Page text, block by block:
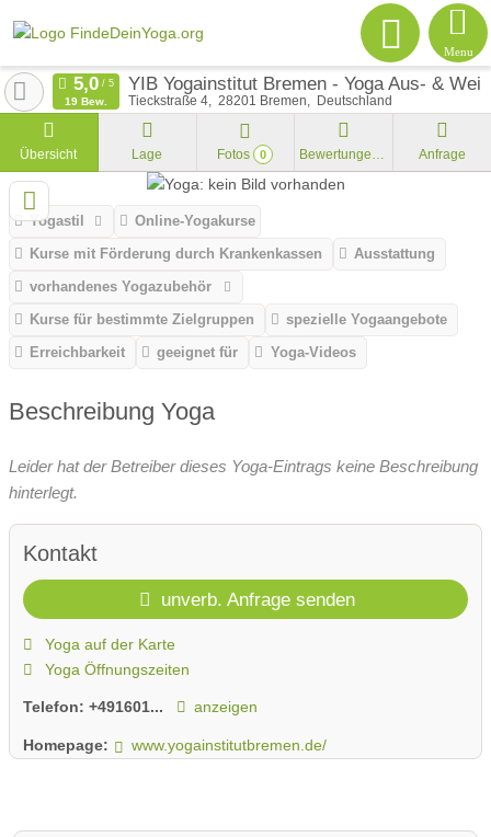
Menu
YIB Yogainstitut Bremen - Yoga Aus- &
Tieckstraße 4 28201 Bremen Deutschland
19 Bew.
Übersicht Lage Fotos 0 Bewertungen Anfrage
Yogastil
Online-Yogakurse
Kurse mit Förderung durch Krankenkassen
Ausstattung
vorhandenes Yogazubehör
Kurse für bestimmte Zielgruppen
spezielle Yogaangebote
Erreichbarkeit
geeignet für Yoga-Videos
Beschreibung Yoga
Leider hat der Betreiber dieses Yoga-Eintrags keine Beschreibung
hinterlegt.
Kontakt
unverb. Anfrage senden
Yoga auf der Karte
Yoga Öffnungszeiten
Telefon: +491601... anzeigen
Homepage: www.yogainstitutbremen.de/